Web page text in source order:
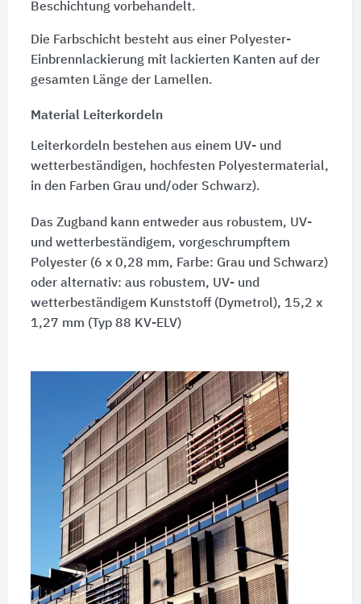
Beschichtung vorbehandelt.
Die Farbschicht besteht aus einer Polyester-
Einbrennlackierung mit lackierten Kanten auf der
gesamten Länge der Lamellen.
Material Leiterkordeln
Leiterkordeln bestehen aus einem UV- und
wetterbeständigen, hochfesten Polyestermaterial,
in den Farben Grau und/oder Schwarz).
Das Zugband kann entweder aus robustem, UV-
und wetterbeständigem, vorgeschrumpftem
Polyester (6 x 0,28 mm, Farbe: Grau und Schwarz)
oder alternativ: aus robustem, UV- und
wetterbeständigem Kunststoff (Dymetrol), 15,2 x
1,27 mm (Typ 88 KV-ELV)